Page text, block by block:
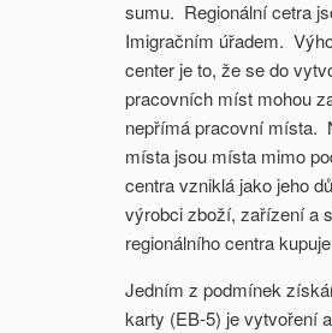
sumu. Regionální cetra
Imigračním úřadem.
center je to, že se do
pracovních míst mohou
nepřímá pracovní místa.
místa jsou místa mimo
centra vzniklá jako jeho
výrobci zboží, zařízení a
regionálního centra
Jedním z podmínek
karty (EB-5) je vytvoření